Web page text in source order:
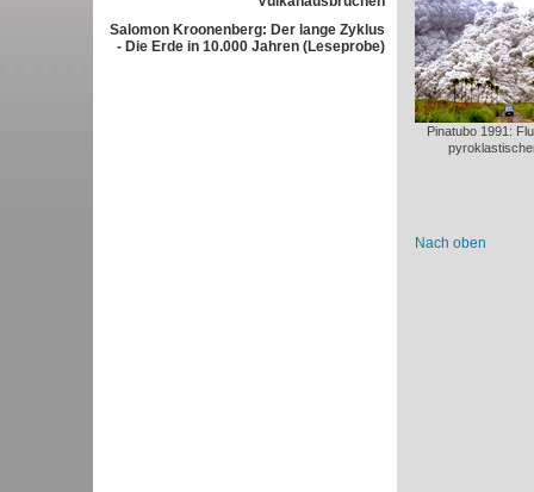
Salomon Kroonenberg: Der lange Zyklus
- Die Erde in 10.000 Jahren (Leseprobe)
Pinatubo 1991:
Nach oben